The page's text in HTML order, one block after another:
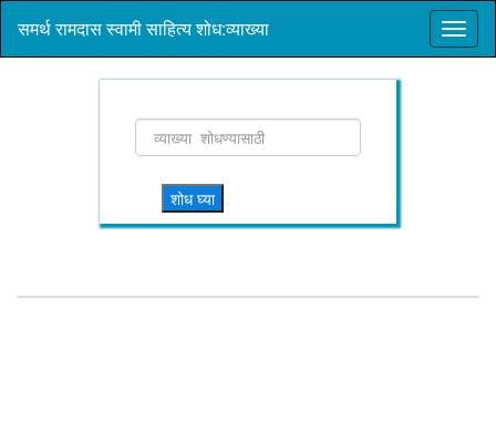
समर्थ रामदास स्वामी साहित्य शोध:व्याख्या
शोध घ्या